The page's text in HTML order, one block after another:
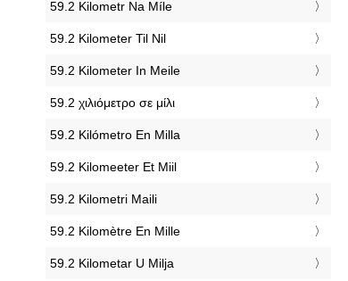
‎59.2 Kilometr Na Míle
‎59.2 Kilometer Til Nil
‎59.2 Kilometer In Meile
‎59.2 χιλιόμετρο σε μίλι
‎59.2 Kilómetro En Milla
‎59.2 Kilomeeter Et Miil
‎59.2 Kilometri Maili
‎59.2 Kilomètre En Mille
‎59.2 Kilometar U Milja